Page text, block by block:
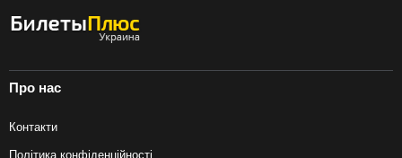
Про нас
Контакти
Політика конфіденційності